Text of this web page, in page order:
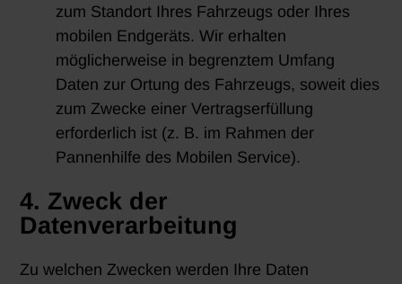
zum Standort Ihres Fahrzeugs oder Ihres
mobilen Endgeräts. Wir erhalten
möglicherweise in begrenztem Umfang
Daten zur Ortung des Fahrzeugs, soweit dies
zum Zwecke einer Vertragserfüllung
erforderlich ist (z. B. im Rahmen der
Pannenhilfe des Mobilen Service).
4. Zweck der
Datenverarbeitung
Zu welchen Zwecken werden Ihre Daten